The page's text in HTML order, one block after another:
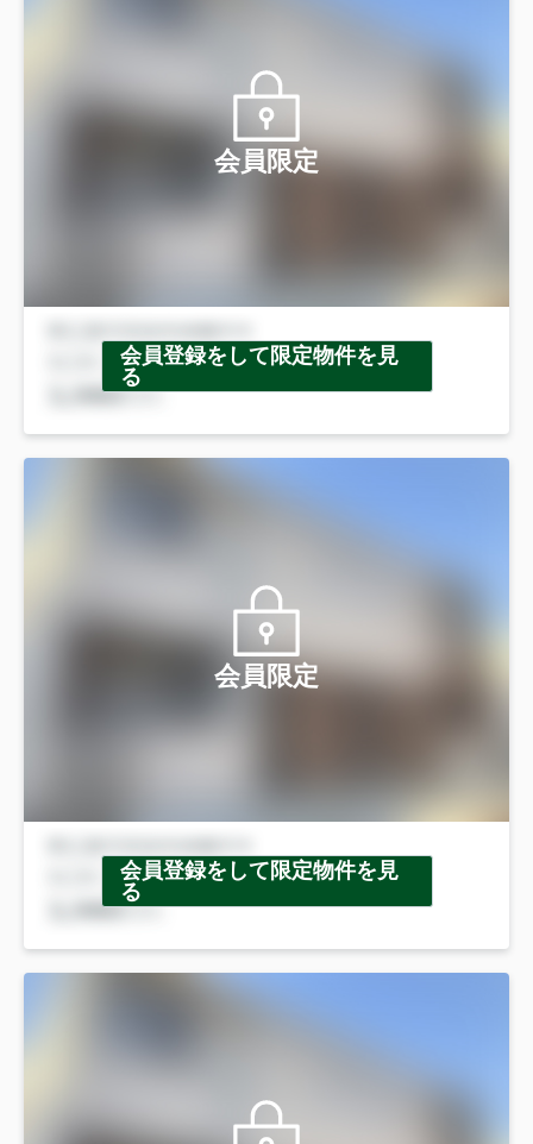
会員限定
会員登録をして限定物件を見
る
会員限定
会員登録をして限定物件を見
る